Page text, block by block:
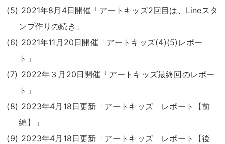
2021年8月4日開催「アートキッズ2回目は、Lineスタ
ンプ作りの続き」
2021年11月20日開催「アートキッズ(4)(5)レポー
ト」
2022年３月20日開催「アートキッズ最終回のレポー
ト」
2023年4月18日更新「アートキッズ レポート【前
編】
」
2023年4月18日更新「アートキッズ レポート【後